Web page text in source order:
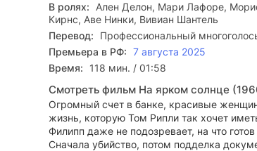
В ролях:
Ален Делон, Мари Лафоре,
Кирнс, Аве Нинки, Вивиан Шантель
Перевод:
Профессиональный
Премьера в РФ: 7 августа 2025
Время:
118 мин. / 01:58
Смотреть фильм На ярком солнце
Огромный счет в банке, красивые
жизнь, которую Том Рипли так хочет
Филипп даже не подозревает, на что
Сначала убийство, потом подделка